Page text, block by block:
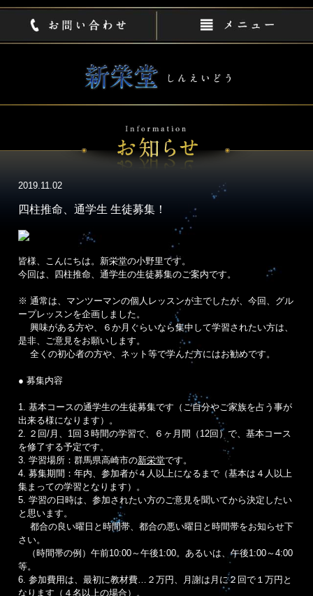
2019.11.02
四柱推命、通学生 生徒募集！
皆様、こんにちは。新栄堂の小野里です。
今回は、四柱推命、通学生の生徒募集のご案内です。
※ 通常は、マンツーマンの個人レッスンが主でしたが、今回、グル
ープレッスンを企画しました。
興味がある方や、６か月ぐらいなら集中して学習されたい方は、
是非、ご意見をお願いします。
全くの初心者の方や、ネット等で学んだ方にはお勧めです。
● 募集内容
1. 基本コースの通学生の生徒募集です（ご自分やご家族を占う事が
出来る様になります）。
2. ２回/月、1回３時間の学習で、６ヶ月間（12回）で、基本コース
を修了する予定です。
3. 学習場所：群馬県高崎市の新栄堂です。
4. 募集期間：年内、参加者が４人以上になるまで（基本は４人以上
集まっての学習となります）。
5. 学習の日時は、参加されたい方のご意見を聞いてから決定したい
と思います。
都合の良い曜日と時間帯、都合の悪い曜日と時間帯をお知らせ下
さい。
（時間帯の例）午前10:00～午後1:00。あるいは、午後1:00～4:00
等。
6. 参加費用は、最初に教材費…２万円、月謝は月に２回で１万円と
なります（４名以上の場合）。